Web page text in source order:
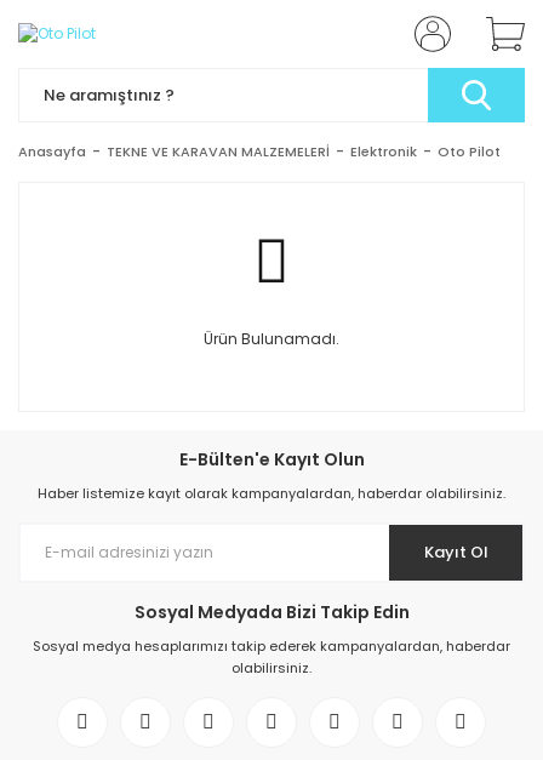
Anasayfa TEKNE VE KARAVAN MALZEMELERİ Elektronik Oto Pilot
Ürün Bulunamadı.
E-Bülten'e Kayıt Olun
Haber listemize kayıt olarak kampanyalardan, haberdar olabilirsiniz.
Kayıt Ol
Sosyal Medyada Bizi Takip Edin
Sosyal medya hesaplarımızı takip ederek kampanyalardan, haberdar
olabilirsiniz.